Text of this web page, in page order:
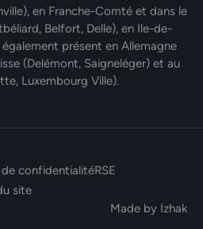
en Franche-Comté et dans le
Belfort, Delle), en Ile-de-
présent en Allemagne
(Delémont, Saigneléger) et au
Luxembourg Ville).
de confidentialitéRSE
site
Made by Izhak